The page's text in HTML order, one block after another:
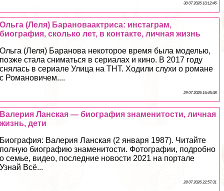
30 07 2026 10:12:46
Ольга (Леля) Барановаактриса: инстаграм,
биография, сколько лет, в контакте, личная жизнь
Ольга (Леля) Баранова некоторое время была моделью,
позже стала сниматься в сериалах и кино. В 2017 году
снялась в сериале Улица на ТНТ. Ходили слухи о романе
с Романовичем....
29 07 2026 16:45:38
Валерия Ланская — биография знаменитости, личная
жизнь, дети
Биография: Валерия Ланская (2 января 1987). Читайте
полную биографию знаменитости. Фотографии, подробно
о семье, видео, последние новости 2021 на портале
Узнай Всё...
28 07 2026 22:57:31